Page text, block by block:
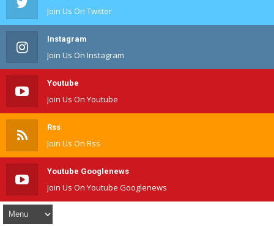
Join Us On Twitter
Instagram
Join Us On Instagram
Youtube
Join Us On Youtube
Rss
Join Us On Rss
Youtube Googlenews
Join Us On Youtube Googlenews